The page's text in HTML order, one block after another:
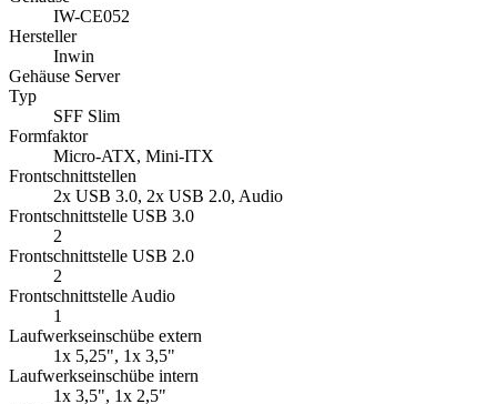
IW-CE052
Hersteller
Inwin
Gehäuse Server
Typ
SFF Slim
Formfaktor
Micro-ATX, Mini-ITX
Frontschnittstellen
2x USB 3.0, 2x USB 2.0, Audio
Frontschnittstelle USB 3.0
2
Frontschnittstelle USB 2.0
2
Frontschnittstelle Audio
1
Laufwerkseinschübe extern
1x 5,25", 1x 3,5"
Laufwerkseinschübe intern
1x 3,5", 1x 2,5"